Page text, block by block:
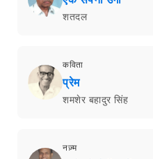
शतदल
कविता
प्रेम
शमशेर बहादुर सिंह
नज़्म